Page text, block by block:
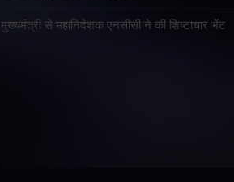
मुख्यमंत्री से महानिदेशक एनसीसी ने की शिष्टाचार भेंट
उत्पन्न स्थिति की विस्तृत समीक्षा